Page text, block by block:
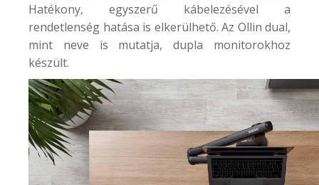
Hatékony, egyszerű kábelezésével a
rendetlenség hatása is elkerülhető. Az Ollin dual,
mint neve is mutatja, dupla monitorokhoz
készült.